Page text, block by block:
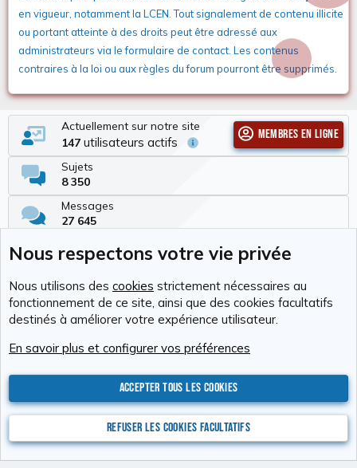
en vigueur, notamment la LCEN. Tout signalement de contenu illicite
ou portant atteinte à des droits peut être adressé aux
administrateurs via le formulaire de contact. Les contenus
contraires à la loi ou aux règles du forum pourront être supprimés.
Actuellement sur notre site
147 utilisateurs actifs
Membres en ligne
Sujets
8 350
Messages
27 645
337
Dernier membre
Tchimbé Red
Nous contacter
Conditions générales d'utilisation
ValentinXenforo Add-ons© by ©XenTR
Ultimate Staff Pagecreated by StylesFactory
© Jason Axelrod of 8WAYRUN
XenAtendo 2 PRO© Jason Axelrod of8WAYRUN
Nous respectons votre vie privée
Nous utilisons des cookies strictement nécessaires au
fonctionnement de ce site, ainsi que des cookies facultatifs
destinés à améliorer votre expérience utilisateur.
En savoir plus et configurer vos préférences
Accepter tous les cookies
Refuser les cookies facultatifs